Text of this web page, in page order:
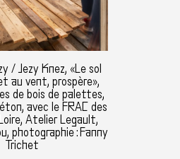
/ Jezy Knez, «Le sol
au vent, prospère»,
de bois de palettes,
avec le FRAC des
Atelier Legault,
photographie : Fanny
Trichet